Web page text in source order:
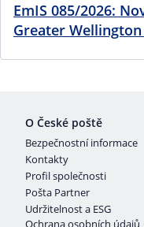
EmIS 085/2026:
Greater
O České poště
Bezpečnostní informace
Kontakty
Profil společnosti
Pošta Partner
Udržitelnost a ESG
Ochrana osobních údajů